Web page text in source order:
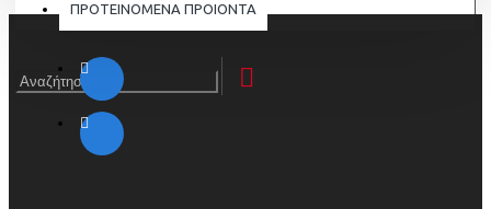
ΠΡΟΤΕΙΝΟΜΕΝΑ ΠΡΟΙΟΝΤΑ